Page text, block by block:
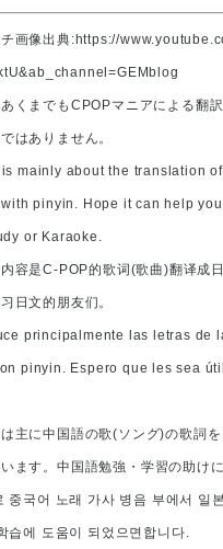
画像出典:https://
くまでもCPOPマニアによる翻
はありません。
mainly about the translation
pinyin. Hope it can help
or Karaoke.
容是C-POP的歌词(歌曲)翻译成
日文的朋友们。
principalmente las letras de
pinyin. Espero que les sea
主に中国語の歌(ソング)の歌詞
ます。中国語勉強・学習の助け
중국어 노래 가사 병음 부에서 일
습에 도움이 되었으면합니다.